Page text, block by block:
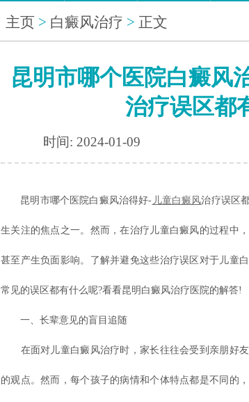
主页 > 白癜风治疗 > 正文
昆明市哪个医院白癜风
治疗误区都
时间: 2024-01-09
昆明市哪个医院白癜风治得好- 儿童白癜风治疗误区
生关注的焦点之一。然而，在治疗儿童白癜风的过程中
甚至产生负面影响。了解并避免这些治疗误区对于儿童
常见的误区都有什么呢?看看昆明白癜风治疗医院的解答!
一、长辈意见的盲目追随
在面对儿童白癜风治疗时，家长往往会受到亲朋好友
的观点。然而，每个孩子的病情和个体特点都是不同的